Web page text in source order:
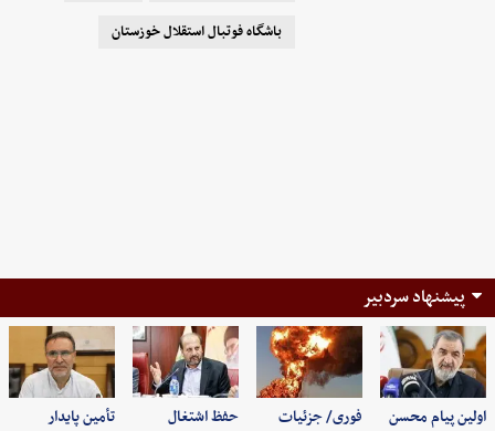
باشگاه فوتبال استقلال خوزستان
پیشنهاد سردبیر
اولین پیام محسن
فوری/ جزئیات
حفظ اشتغال
تأمین پایدار